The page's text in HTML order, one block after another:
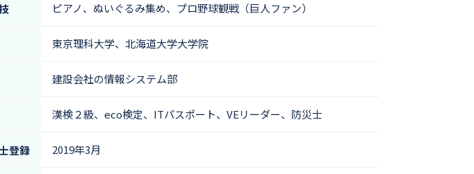
ピアノ、ぬいぐるみ集め、プロ野球観戦（巨人ファン）
東京理科大学、北海道大学大学院
建設会社の情報システム部
漢検２級、eco検定、ITパスポート、VEリーダー、防災士
登録 2019年3月